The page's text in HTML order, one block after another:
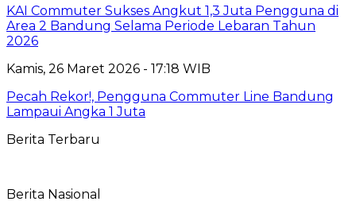
KAI Commuter Sukses Angkut 1,3 Juta Pengguna di
Area 2 Bandung Selama Periode Lebaran Tahun
2026
Kamis, 26 Maret 2026 - 17:18 WIB
Pecah Rekor!, Pengguna Commuter Line Bandung
Lampaui Angka 1 Juta
Berita Terbaru
Berita Nasional